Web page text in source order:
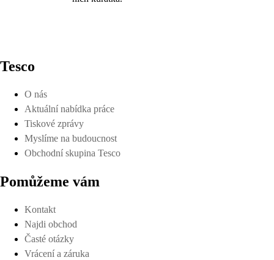
Tesco
O nás
Aktuální nabídka práce
Tiskové zprávy
Myslíme na budoucnost
Obchodní skupina Tesco
Pomůžeme vám
Kontakt
Najdi obchod
Časté otázky
Vrácení a záruka